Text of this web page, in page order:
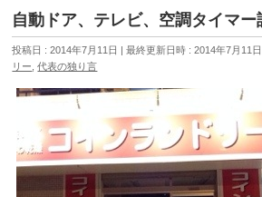
自動ドア、テレビ、空調タイマー
投稿日 : 2014年7月11日 最終更新日時 : 2014年7月11日
リー ,代表の独り言